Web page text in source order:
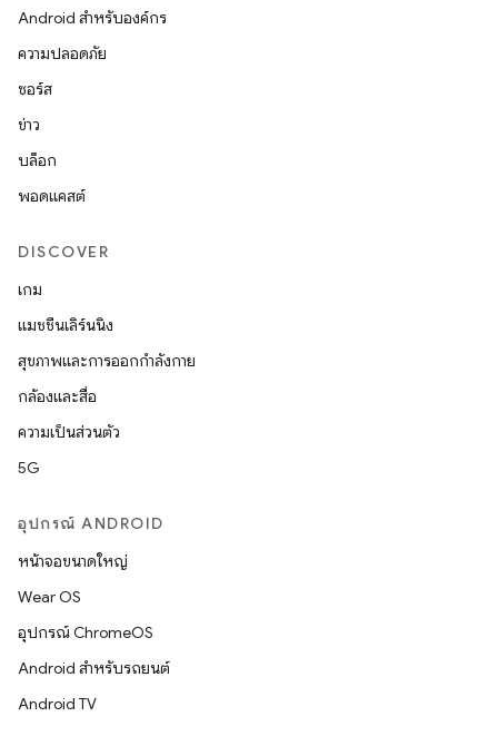
Android สำหรับองค์กร
ความปลอดภัย
ซอร์ส
ข่าว
บล็อก
พอดแคสต์
DISCOVER
เกม
แมชชีนเลิร์นนิง
สุขภาพและการออกกำลังกาย
กล้องและสื่อ
ความเป็นส่วนตัว
5G
อุปกรณ์ ANDROID
หน้าจอขนาดใหญ่
Wear OS
อุปกรณ์ ChromeOS
Android สำหรับรถยนต์
Android TV